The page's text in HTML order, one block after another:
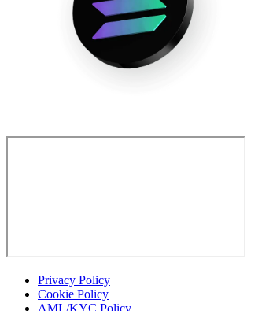
Privacy Policy
Cookie Policy
AML/KYC Policy